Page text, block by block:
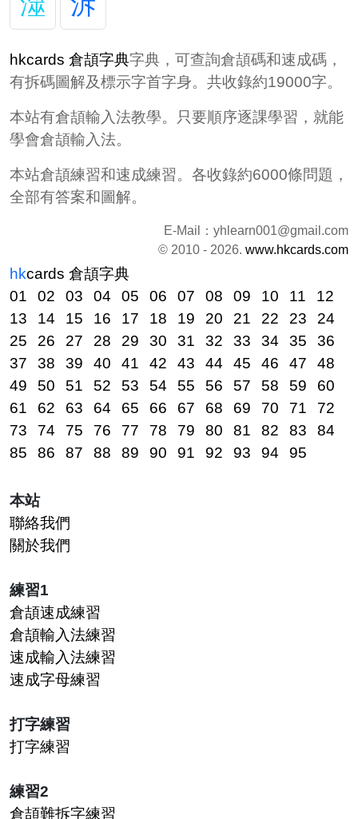
hkcards 倉頡字典字典，可查詢倉頡碼和速成碼，
有拆碼圖解及標示字首字身。共收錄約19000字。
本站有倉頡輸入法教學。只要順序逐課學習，就能
學會倉頡輸入法。
本站倉頡練習和速成練習。各收錄約6000條問題，
全部有答案和圖解。
E-Mail： yhlearn001@gmail.com
© 2010 - 2026. www.hkcards.com
hkcards 倉頡字典
01
02 03 04 05 06 07 08 09 10 11
12
13
14 15 16 17 18 19 20 21 22 23
24
25
26 27 28 29 30 31 32 33 34 35
36
37
38 39 40 41 42 43 44 45 46 47
48
49
50 51 52 53 54 55 56 57 58 59
60
61
62 63 64 65 66 67 68 69 70 71
72
73
74 75 76 77 78 79 80 81 82 83
84
85
86 87 88 89 90 91 92 93 94 95
本站
聯絡我們
關於我們
練習1
倉頡速成練習
倉頡輸入法練習
速成輸入法練習
速成字母練習
打字練習
打字練習
練習2
倉頡難拆字練習